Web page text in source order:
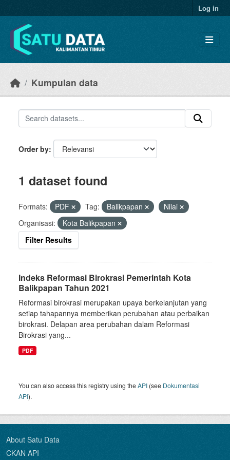
Log in
Kumpulan data
Order by
1 dataset found
Formats: PDF Tag: Balikpapan
Nilai
Organisasi:
Kota Balikpapan
Filter Results
Indeks Reformasi Birokrasi Pemerintah Kota
Balikpapan Tahun 2021
Reformasi birokrasi merupakan upaya berkelanjutan yang
setiap tahapannya memberikan perubahan atau perbaikan
birokrasi. Delapan area perubahan dalam Reformasi
Birokrasi yang...
PDF
You can also access this registry using theAPI (see Dokumentasi
API).
About Satu Data
CKAN API